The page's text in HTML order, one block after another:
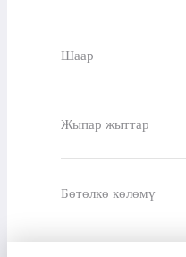
Шаар
Жыпар жыттар
Бөтөлкө көлөмү